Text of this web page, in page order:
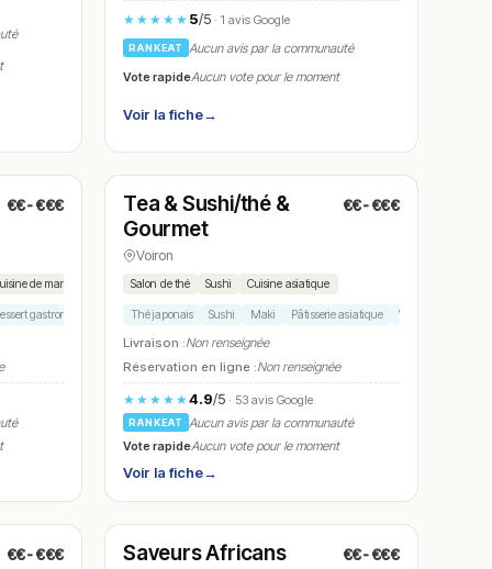
★★★★★ 5/5 · 1 avis Google
RANKEAT
Aucun avis par la communauté
Vote rapideAucun vote pour le moment
Voir la fiche→
€€-€€€
de marché
gastronomique Fromage
N° 8
Fermé(09:30 – 20:30)
Tea & Sushi/thé &
Gourmet
€€-€€€
Voiron
Salon de thé Sushi Cuisine asiatique
Thé japonais Sushi Maki Pâtisserie asiatique Wok
Livraison :Non renseignée
Réservation en ligne :Non renseignée
★★★★★4.9/5 · 53 avis Google
RANKEAT
Aucun avis par la communauté
Vote rapideAucun vote pour le moment
Voir la fiche→
€€-€€€ N° 11
Fermé(12:00 – 01:00)
Saveurs Africans
€€-€€€